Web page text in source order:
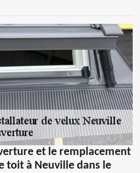
et le remplacement
toit à Neuville dans le